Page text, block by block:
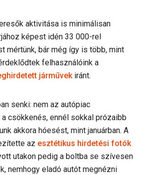
aktivitása is minimálisan
képest idén 33 000-rel
mértünk, bár még így is több, mint
felhasználóink a
járművekiránt.
senki: nem az autópiac
csökkenés, ennél sokkal prózaibb
akkora hóesést, mint januárban. A
az esztétikus hirdetési fotók
utakon pedig a boltba se szívesen
nemhogy eladó autót megnézni